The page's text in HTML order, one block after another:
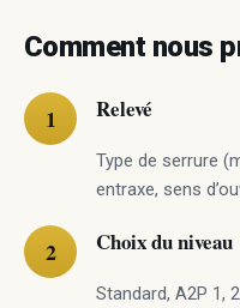
Comment nous
Relevé
Type de serrure
entraxe, sens
Choix du niveau
Standard, A2P 1,